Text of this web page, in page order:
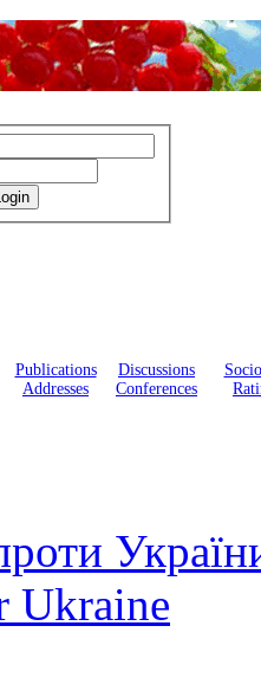
Publications
Addresses
Discussions
Conferences
Ukraine